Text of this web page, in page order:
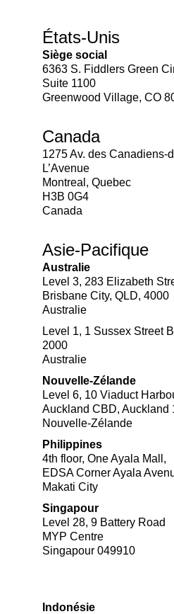
États-Unis
Siège social
6363 S. Fiddlers Green
Suite 1100
Greenwood Village, CO
Canada
1275 Av. des Canadiens-
L’Avenue
Montreal, Quebec
H3B 0G4
Canada
Asie-Pacifique
Australie
Level 3, 283 Elizabeth
Brisbane City, QLD, 4000
Australie
Level 1, 1 Sussex Street
2000
Australie
Nouvelle-Zélande
Level 6, 10 Viaduct
Auckland CBD, Auckland
Nouvelle-Zélande
Philippines
4th floor, One Ayala Mall,​
EDSA Corner Ayala
Makati City​
Singapour
Level 28, 9 Battery Road
MYP Centre
Singapour 049910
Indonésie